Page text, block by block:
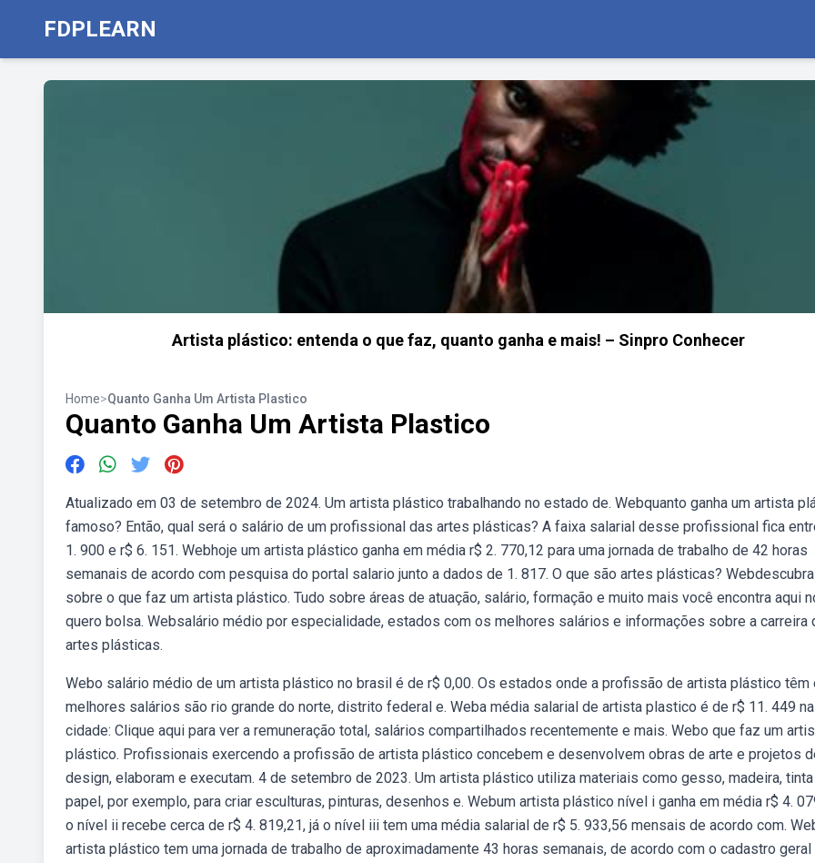
FDPLEARN
Artista plástico: entenda o que faz, quanto ganha e mais! – Sinpro Conhecer
Home>Quanto Ganha Um Artista Plastico
Quanto Ganha Um Artista Plastico
Atualizado em 03 de setembro de 2024. Um artista plástico trabalhando no estado de. Webquanto ganha um artista
famoso? Então, qual será o salário de um profissional das artes plásticas? A faixa salarial desse profissional fica
1. 900 e r$ 6. 151. Webhoje um artista plástico ganha em média r$ 2. 770,12 para uma jornada de trabalho de 42 horas
semanais de acordo com pesquisa do portal salario junto a dados de 1. 817. O que são artes plásticas?
sobre o que faz um artista plástico. Tudo sobre áreas de atuação, salário, formação e muito mais você encontra aqui
quero bolsa. Websalário médio por especialidade, estados com os melhores salários e informações sobre a carreira
artes plásticas.
Webo salário médio de um artista plástico no brasil é de r$ 0,00. Os estados onde a profissão de artista plástico têm
melhores salários são rio grande do norte, distrito federal e. Weba média salarial de artista plastico é de r$ 11. 449 na
cidade: Clique aqui para ver a remuneração total, salários compartilhados recentemente e mais. Webo que faz um
plástico. Profissionais exercendo a profissão de artista plástico concebem e desenvolvem obras de arte e projetos
design, elaboram e executam. 4 de setembro de 2023. Um artista plástico utiliza materiais como gesso, madeira,
papel, por exemplo, para criar esculturas, pinturas, desenhos e. Webum artista plástico nível i ganha em média r$ 4.
o nível ii recebe cerca de r$ 4. 819,21, já o nível iii tem uma média salarial de r$ 5. 933,56 mensais de acordo com.
artista plástico tem uma jornada de trabalho de aproximadamente 43 horas semanais, de acordo com o cadastro geral